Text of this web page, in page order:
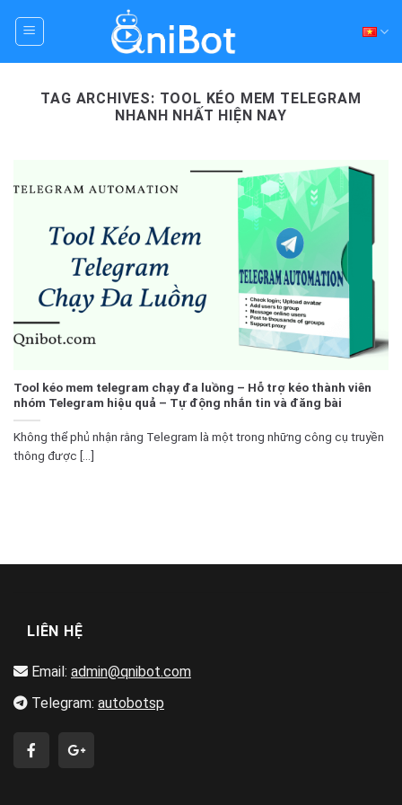
TAG ARCHIVES: TOOL KÉO MEM TELEGRAM
NHANH NHẤT HIỆN NAY
Tool kéo mem telegram chạy đa luồng – Hỗ trợ kéo thành viên
nhóm Telegram hiệu quả – Tự động nhắn tin và đăng bài
Không thể phủ nhận rằng Telegram là một trong những công cụ truyền
thông được [...]
LIÊN HỆ
Email: admin@qnibot.com
Telegram: autobotsp